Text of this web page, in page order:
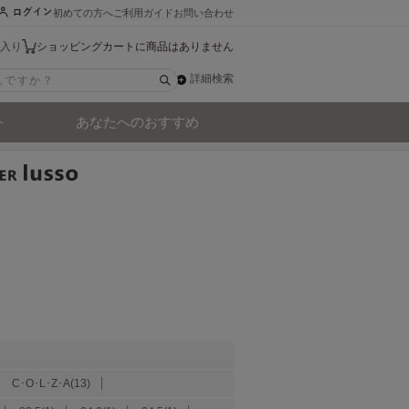
お問い合わせ
ご利用ガイド
初めての方へ
ショッピングカートに商品はありません
り
詳細検索
あなたへのおすすめ
C･O･L･Z･A(13)